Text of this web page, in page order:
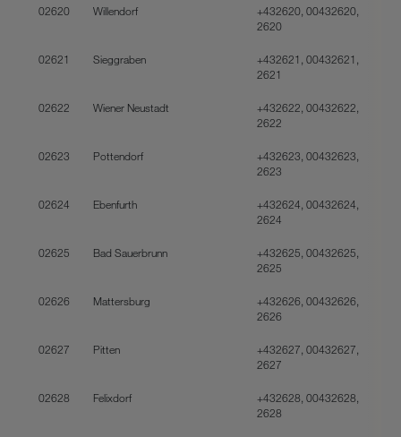
02620 Willendorf
+432620, 00432620,
2620
02621 Sieggraben
+432621, 00432621,
2621
02622 Wiener Neustadt
+432622, 00432622,
2622
02623 Pottendorf
+432623, 00432623,
2623
02624 Ebenfurth
+432624, 00432624,
2624
02625 Bad Sauerbrunn
+432625, 00432625,
2625
02626 Mattersburg
+432626, 00432626,
2626
02627 Pitten
+432627, 00432627,
2627
02628 Felixdorf
+432628, 00432628,
2628